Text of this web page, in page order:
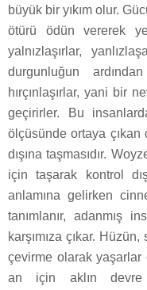
büyük bir yıkım olur.
ötürü ödün vererek
yalnızlaşırlar,
durgunluğun
hırçınlaşırlar, yani bir
geçirirler. Bu
ölçüsünde ortaya
dışına taşmasıdır.
için taşarak kontrol
anlamına gelirken
tanımlanır, adanmış
karşımıza çıkar.
çevirme olarak yaşarlar
an için aklın devre